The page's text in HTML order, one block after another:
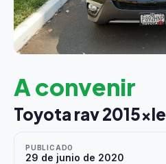
A convenir
Toyota rav 2015xle
PUBLICADO
29 de junio de 2020